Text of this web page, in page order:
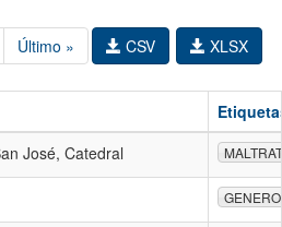
Último » XLSX
CSV
José, Catedral
GENERO